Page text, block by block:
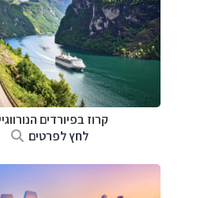
קרוז בפיורדים
לחץ לפרטים